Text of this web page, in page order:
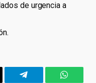
de urgencia a